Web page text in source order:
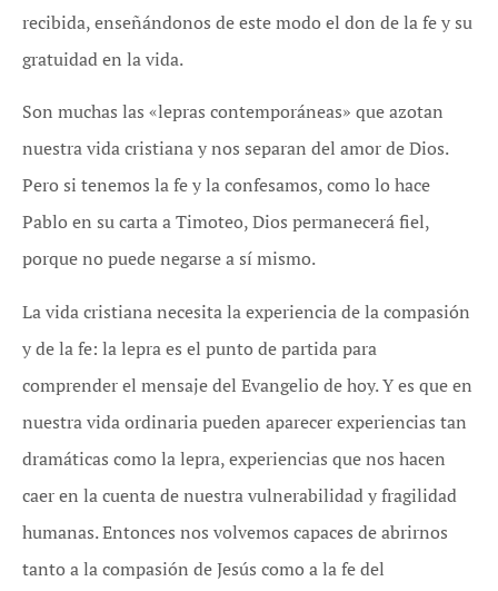
recibida, enseñándonos de este modo el don de la fe y su
gratuidad en la vida.
Son muchas las «lepras contemporáneas» que azotan
nuestra vida cristiana y nos separan del amor de Dios.
Pero si tenemos la fe y la confesamos, como lo hace
Pablo en su carta a Timoteo, Dios permanecerá fiel,
porque no puede negarse a sí mismo.
La vida cristiana necesita la experiencia de la compasión
y de la fe: la lepra es el punto de partida para
comprender el mensaje del Evangelio de hoy. Y es que en
nuestra vida ordinaria pueden aparecer experiencias tan
dramáticas como la lepra, experiencias que nos hacen
caer en la cuenta de nuestra vulnerabilidad y fragilidad
humanas. Entonces nos volvemos capaces de abrirnos
tanto a la compasión de Jesús como a la fe del